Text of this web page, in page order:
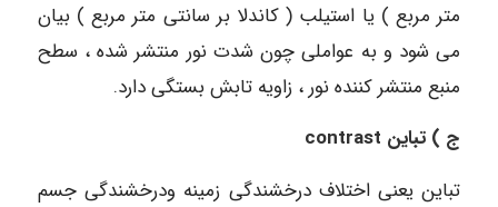
متر مربع ) یا استیلب ( کاندلا بر سانتی متر مربع ) بیان
می شود و به عواملی چون شدت نور منتشر شده ، سطح
منبع منتشر کننده نور ، زاویه تابش بستگی دارد.
ج ) تباین contrast
تباین یعنی اختلاف درخشندگی زمینه ودرخشندگی جسم